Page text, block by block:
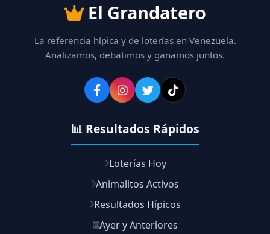
El Grandatero
La referencia hípica y de loterías en Venezuela.
Analizamos, debatimos y ganamos juntos.
📊 Resultados Rápidos
Loterías Hoy
Animalitos Activos
Resultados Hípicos
Ayer y Anteriores